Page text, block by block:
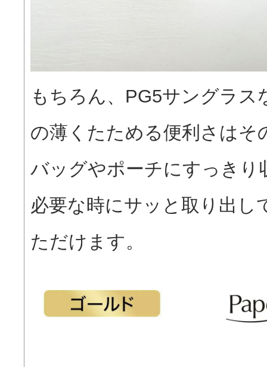
もちろん、PG5サングラス
の薄くたためる便利さはそ
バッグやポーチにすっきり
必要な時にサッと取り出し
ただけます。